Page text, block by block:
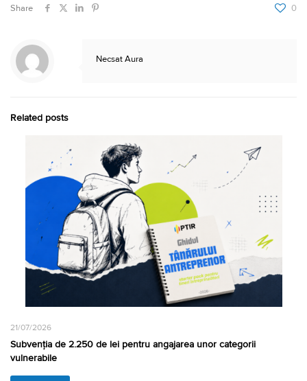
Share 0
Necsat Aura
Related posts
21/07/2026
Subvenția de 2.250 de lei pentru angajarea unor categorii
vulnerabile